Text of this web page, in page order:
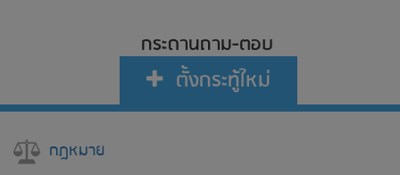
กระดานถาม-ตอบ
ตั้งกระทู้ใหม่
กฎหมาย